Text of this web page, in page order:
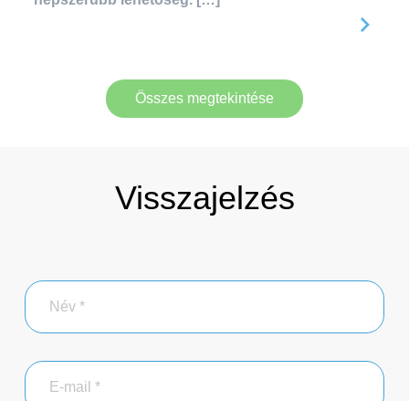
Összes megtekintése
Visszajelzés